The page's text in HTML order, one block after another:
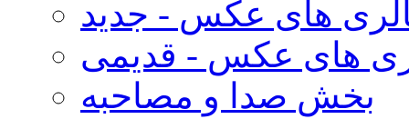
های عکس - جدید
های عکس - قدیمی
بخش صدا و مصاحبه